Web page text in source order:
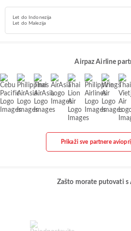
Let do Indonezija
Let do Malezija
Airpaz Airline
Prikaži sve partnere
Zašto morate putovati s